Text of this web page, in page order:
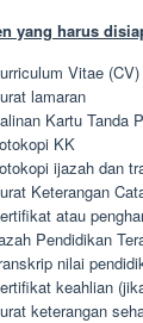
yang harus
Vitae (CV)
lamaran
Kartu Tanda
KK
ijazah dan
Keterangan
atau
Pendidikan
nilai
keahlian
keterangan